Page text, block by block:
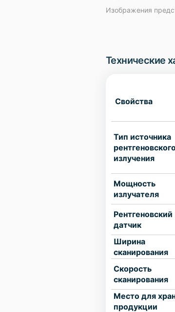
Изображения
Технические
Свойства
Тип источника
излучения
Мощность
излучателя
Рентгеновский
датчик
Ширина
сканирования
Скорость
сканирования
Место для
продукции